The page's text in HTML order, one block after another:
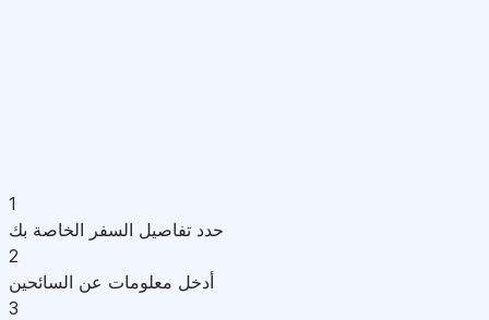
1
حدد تفاصيل السفر الخاصة بك
2
أدخل معلومات عن السائحين
3